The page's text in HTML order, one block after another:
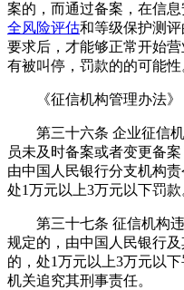
案的，而通过备案，在信
全风险评估和等级保护测
要求后，才能够正常开始
有被叫停，罚款的的可能性
《征信机构管理办法》
第三十六条 企业征信机
员未及时备案或者变更备
由中国人民银行分支机构
处1万元以上3万元以下罚款
第三十七条 征信机构违
规定的，由中国人民银行
的，处1万元以上3万元以
机关追究其刑事责任。